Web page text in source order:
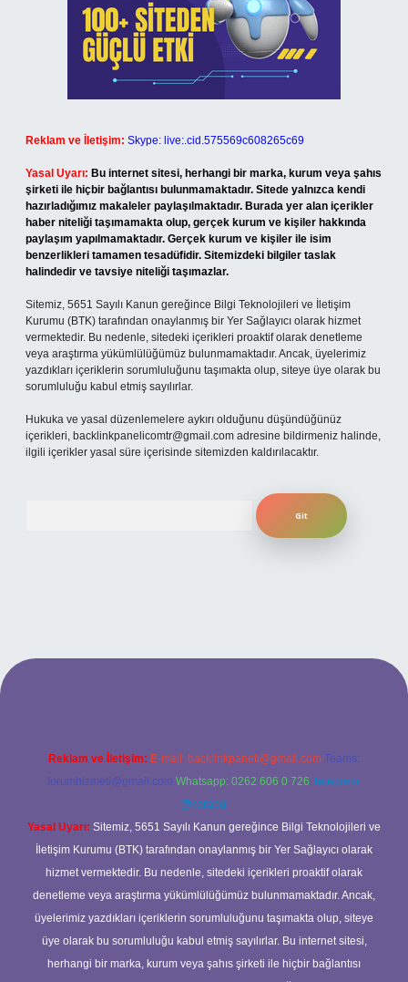
Reklam ve İletişim: Skype: live:.cid.575569c608265c69
Yasal Uyarı: Bu internet sitesi, herhangi bir marka, kurum veya şahıs
şirketi ile hiçbir bağlantısı bulunmamaktadır. Sitede yalnızca kendi
hazırladığımız makaleler paylaşılmaktadır. Burada yer alan içerikler
haber niteliği taşımamakta olup, gerçek kurum ve kişiler hakkında
paylaşım yapılmamaktadır. Gerçek kurum ve kişiler ile isim
benzerlikleri tamamen tesadüfidir. Sitemizdeki bilgiler taslak
halindedir ve tavsiye niteliği taşımazlar.
Sitemiz, 5651 Sayılı Kanun gereğince Bilgi Teknolojileri ve İletişim
Kurumu (BTK) tarafından onaylanmış bir Yer Sağlayıcı olarak hizmet
vermektedir. Bu nedenle, sitedeki içerikleri proaktif olarak denetleme
veya araştırma yükümlülüğümüz bulunmamaktadır. Ancak, üyelerimiz
yazdıkları içeriklerin sorumluluğunu taşımakta olup, siteye üye olarak bu
sorumluluğu kabul etmiş sayılırlar.
Hukuka ve yasal düzenlemelere aykırı olduğunu düşündüğünüz
içerikleri, backlinkpanelicomtr@gmail.com adresine bildirmeniz halinde,
ilgili içerikler yasal süre içerisinde sitemizden kaldırılacaktır.
yeni giriş
Reklam ve İletişim: E-mail: backlinkpaneli@gmail.com Teams:
forumhizmeti@gmail.com Whatsapp: 0262 606 0 726 Telegram:
@karabul
Yasal Uyarı: Sitemiz, 5651 Sayılı Kanun gereğince Bilgi Teknolojileri ve
İletişim Kurumu (BTK) tarafından onaylanmış bir Yer Sağlayıcı olarak
hizmet vermektedir. Bu nedenle, sitedeki içerikleri proaktif olarak
denetleme veya araştırma yükümlülüğümüz bulunmamaktadır. Ancak,
üyelerimiz yazdıkları içeriklerin sorumluluğunu taşımakta olup, siteye
üye olarak bu sorumluluğu kabul etmiş sayılırlar. Bu internet sitesi,
herhangi bir marka, kurum veya şahıs şirketi ile hiçbir bağlantısı